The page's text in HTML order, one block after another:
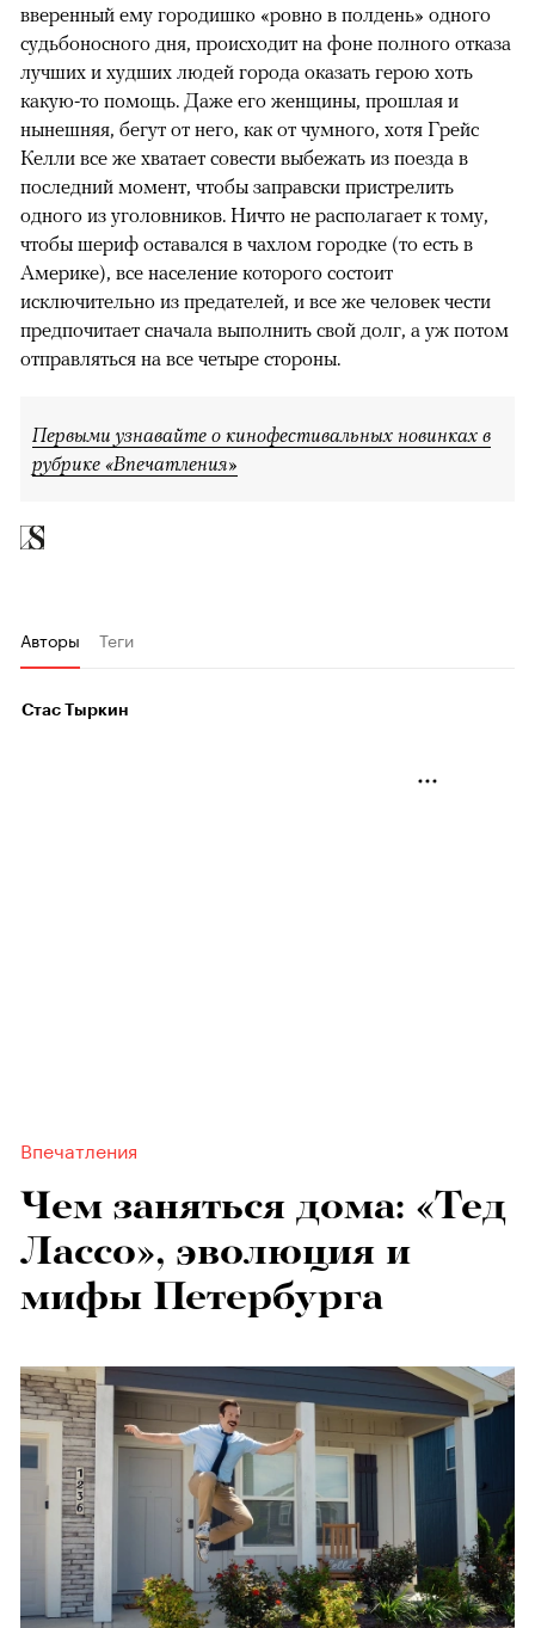
вверенный ему городишко «ровно в полдень» одного
судьбоносного дня, происходит на фоне полного отказа
лучших и худших людей города оказать герою хоть
какую-то помощь. Даже его женщины, прошлая и
нынешняя, бегут от него, как от чумного, хотя Грейс
Келли все же хватает совести выбежать из поезда в
последний момент, чтобы заправски пристрелить
одного из уголовников. Ничто не располагает к тому,
чтобы шериф оставался в чахлом городке (то есть в
Америке), все население которого состоит
исключительно из предателей, и все же человек чести
предпочитает сначала выполнить свой долг, а уж потом
отправляться на все четыре стороны.
Первыми узнавайте о кинофестивальных новинках в
рубрике «Впечатления»
Авторы Теги
Стас Тыркин
Впечатления
Чем заняться дома: «Тед
Лассо», эволюция и
мифы Петербурга